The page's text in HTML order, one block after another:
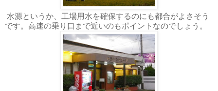
水源というか、工場用水を確保するのにも都合がよさそう
です。高速の乗り口まで近いのもポイントなのでしょう。